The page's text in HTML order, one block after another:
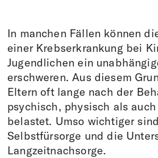
In manchen Fällen können
einer Krebserkrankung bei
Jugendlichen ein
erschweren. Aus diesem
Eltern oft lange nach der
psychisch, physisch als
belastet. Umso wichtiger
Selbstfürsorge und die
Langzeitnachsorge.